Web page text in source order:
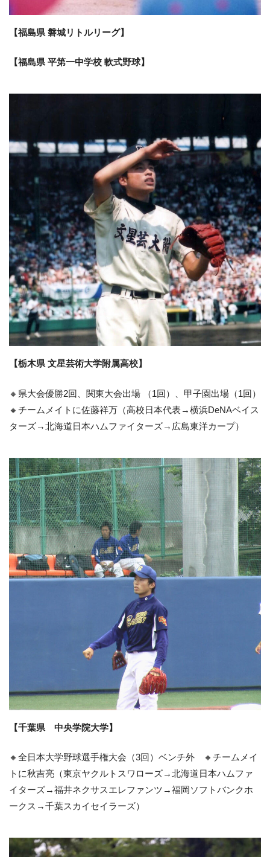
【福島県 磐城リトルリーグ】
【福島県 平第一中学校 軟式野球】
【栃木県 文星芸術大学附属高校】
🔸県大会優勝2回、関東大会出場 （1回）、甲子園出場（1回）
🔸チームメイトに佐藤祥万（高校日本代表→横浜DeNAベイス
ターズ→北海道日本ハムファイターズ→広島東洋カープ）
【千葉県 中央学院大学】
🔸全日本大学野球選手権大会（3回）ベンチ外 🔸チームメイ
トに秋吉亮（東京ヤクルトスワローズ→北海道日本ハムファ
イターズ→福井ネクサスエレファンツ→福岡ソフトバンクホ
ークス→千葉スカイセイラーズ）